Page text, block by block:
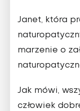
Janet, która
marzenie o
Jak mówi,
człowiek